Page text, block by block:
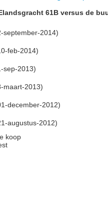
61B versus de
september-2014)
feb-2014)
sep-2013)
maart-2013)
december-2012)
augustus-2012)
koop